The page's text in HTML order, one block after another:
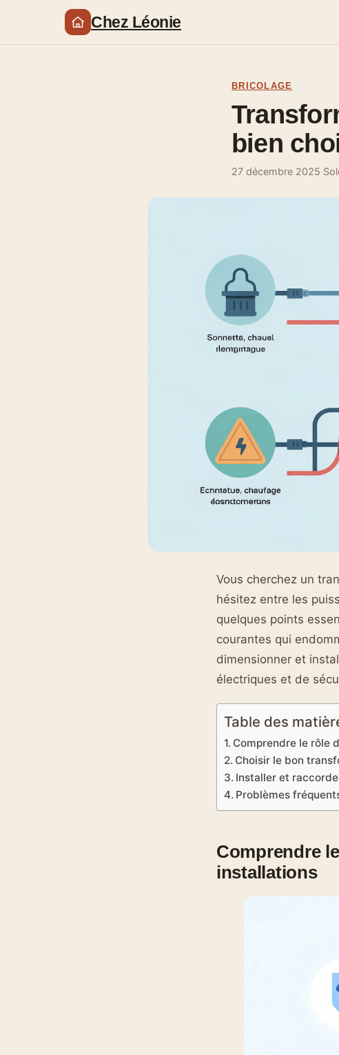
Chez Léonie
BRICOLAGE
bien
27 décembre 2025·
Vous cherchez un
hésitez entre les
quelques points
courantes qui
dimensionner et
électriques et de
Table des
Comprendre le rôle
Choisir le bon
Installer et
Problèmes
Comprendre
installations